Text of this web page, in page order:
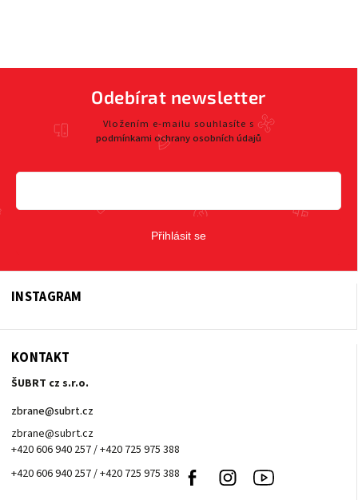
Odebírat newsletter
Vložením e-mailu souhlasíte s
podmínkami ochrany osobních údajů
Přihlásit se
INSTAGRAM
KONTAKT
ŠUBRT cz s.r.o.
zbrane@subrt.cz
zbrane@subrt.cz
+420 606 940 257 / +420 725 975 388
+420 606 940 257 / +420 725 975 388
Facebook Instagram